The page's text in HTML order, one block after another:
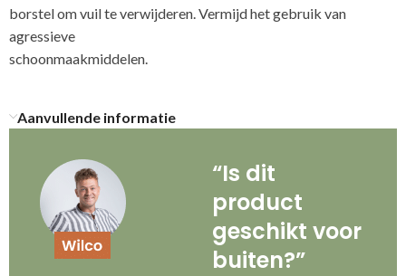
borstel om vuil te verwijderen. Vermijd het gebruik van
agressieve
Aanvullende informatie
“Is dit
product
geschikt voor
buiten?”